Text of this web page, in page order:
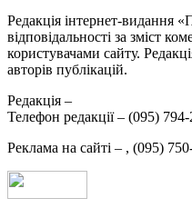
Редакція інтернет-видання
відповідальності за зміст
користувачами сайту.
авторів публікацій.
Редакція –
Телефон редакції – (095)
Реклама на сайті – , (095)